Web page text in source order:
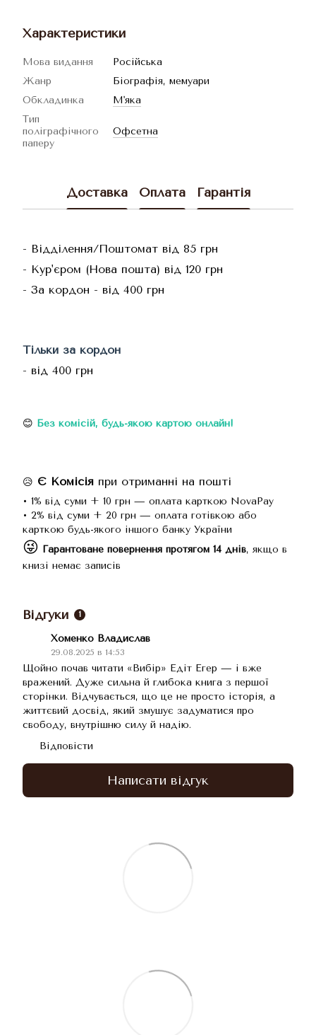
Характеристики
Мова видання
Російська
Жанр
Біографія, мемуари
Обкладинка
М'яка
Тип
поліграфічного
паперу
Офсетна
Доставка Оплата Гарантія
- Відділення/Поштомат від 85 грн
- Кур'єром (Нова пошта) від 120 грн
- За кордон - від 400 грн
Тільки за кордон
- від 400 грн
😊 Без комісій, будь-якою картою онлайн!
😥 Є Комісія при отриманні на пошті
• 1% від суми + 10 грн — оплата карткою NovaPay
• 2% від суми + 20 грн — оплата готівкою або
карткою будь-якого іншого банку України
😜 Гарантоване повернення протягом 14 днів, якщо в
книзі немає записів
Відгуки 1
Хоменко Владислав
29.08.2025 в 14:53
Щойно почав читати «Вибір» Едіт Егер — і вже
вражений. Дуже сильна й глибока книга з першої
сторінки. Відчувається, що це не просто історія, а
життєвий досвід, який змушує задуматися про
свободу, внутрішню силу й надію.
Відповісти
Написати відгук